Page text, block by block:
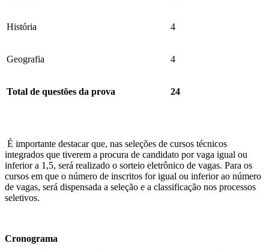
História 4
Geografia 4
Total de questões da prova 24
É importante destacar que, nas seleções de cursos técnicos
integrados que tiverem a procura de candidato por vaga igual ou
inferior a 1,5, será realizado o sorteio eletrônico de vagas. Para os
cursos em que o número de inscritos for igual ou inferior ao número
de vagas, será dispensada a seleção e a classificação nos processos
seletivos.
Cronograma